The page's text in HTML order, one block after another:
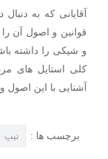
آقایانی که به
قوانین و اصول آن را
و شیکی را داشته
کلی استایل های
آشنایی با این اصول
برچسب ها : تيپ